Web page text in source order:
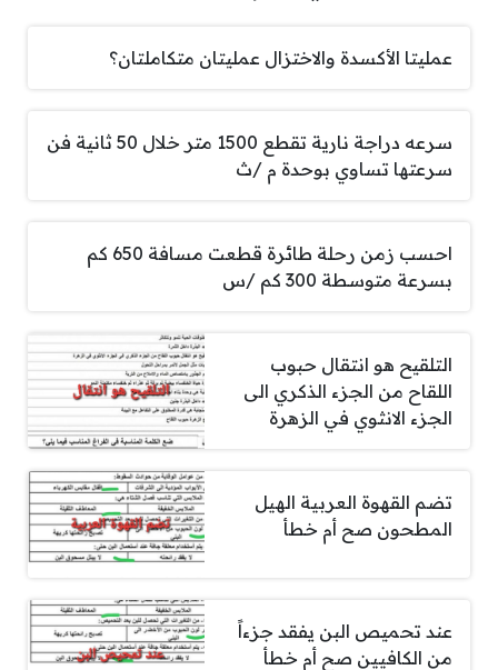
عمليتا الأكسدة والاختزال عمليتان متكاملتان؟
سرعه دراجة نارية تقطع 1500 متر خلال 50 ثانية فن
سرعتها تساوي بوحدة م /ث
احسب زمن رحلة طائرة قطعت مسافة 650 كم
بسرعة متوسطة 300 كم /س
التلقيح هو انتقال حبوب
اللقاح من الجزء الذكري الى
الجزء الانثوي في الزهرة
تضم القهوة العربية الهيل
المطحون صح أم خطأ
عند تحميص البن يفقد جزءاً
من الكافيين صح أم خطأ